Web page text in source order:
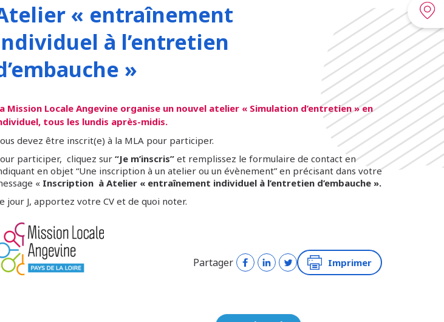
« entraînement
à l’entretien
»
Mission Locale Angevine organise un nouvel atelier « Simulation d’entretien » en
tous les lundis après-midis.
devez être inscrit(e) à la MLA pour participer.
participer, cliquez sur“Je m’inscris”et remplissez le formulaire de contact en
en objet “Une inscription à un atelier ou un évènement” en précisant dans votre
« Inscription à Atelier « entraînement individuel à l’entretien d’embauche ».
jour J, apportez votre CV et de quoi noter.
Partager Imprimer